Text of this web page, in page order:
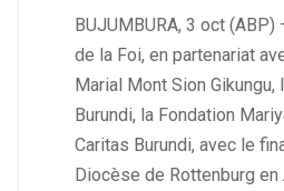
BUJUMBURA, 3 oct (ABP)
de la Foi, en partenariat
Marial Mont Sion Gikungu,
Burundi, la Fondation
Caritas Burundi, avec le
Diocèse de Rottenburg en